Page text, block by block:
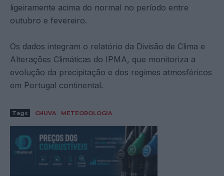
ligeiramente acima do normal no período entre
outubro e fevereiro.
Os dados integram o relatório da Divisão de Clima e
Alterações Climáticas do IPMA, que monitoriza a
evolução da precipitação e dos regimes atmosféricos
em Portugal continental.
Tags CHUVA METEOROLOGIA